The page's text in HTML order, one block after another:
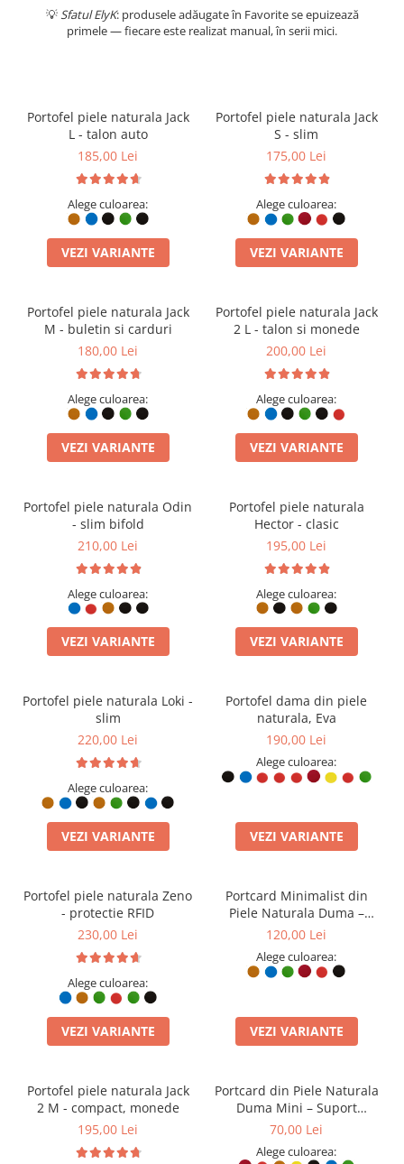
💡Sfatul ElyK: produsele adăugate în Favorite se epuizează
primele — fiecare este realizat manual, în serii mici.
Portofel piele naturala Jack
L - talon auto
185,00 Lei
Alege culoarea:
VEZI VARIANTE
Portofel piele naturala Jack
S - slim
175,00 Lei
Alege culoarea:
VEZI VARIANTE
Portofel piele naturala Jack
M - buletin si carduri
180,00 Lei
Alege culoarea:
VEZI VARIANTE
Portofel piele naturala Jack
2 L - talon si monede
200,00 Lei
Alege culoarea:
VEZI VARIANTE
Portofel piele naturala Odin
- slim bifold
210,00 Lei
Alege culoarea:
VEZI VARIANTE
Portofel piele naturala
Hector - clasic
195,00 Lei
Alege culoarea:
VEZI VARIANTE
Portofel piele naturala Loki -
slim
220,00 Lei
Alege culoarea:
VEZI VARIANTE
Portofel dama din piele
naturala, Eva
190,00 Lei
Alege culoarea:
VEZI VARIANTE
Portofel piele naturala Zeno
- protectie RFID
230,00 Lei
Alege culoarea:
VEZI VARIANTE
Portcard Minimalist din
Piele Naturala Duma –
Suport Subtire de Buzunar,
120,00 Lei
Alege culoarea:
VEZI VARIANTE
Portofel piele naturala Jack
2 M - compact, monede
195,00 Lei
Portcard din Piele Naturala
Duma Mini – Suport
Minimalist 3 Carduri,
70,00 Lei
Alege culoarea: